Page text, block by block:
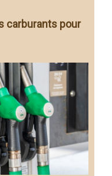
carburants pour